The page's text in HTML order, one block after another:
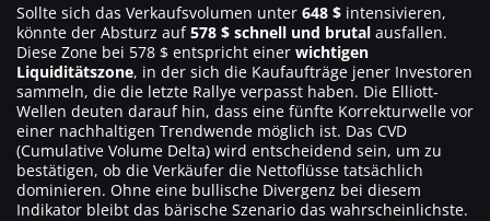
Sollte sich das Verkaufsvolumen unter 648 $ intensivieren,
könnte der Absturz auf578 $ schnell und brutal ausfallen.
Diese Zone bei 578 $ entspricht einer wichtigen
Liquiditätszone, in der sich die Kaufaufträge jener Investoren
sammeln, die die letzte Rallye verpasst haben. Die Elliott-
Wellen deuten darauf hin, dass eine fünfte Korrekturwelle vor
einer nachhaltigen Trendwende möglich ist. Das CVD
(Cumulative Volume Delta) wird entscheidend sein, um zu
bestätigen, ob die Verkäufer die Nettoflüsse tatsächlich
dominieren. Ohne eine bullische Divergenz bei diesem
Indikator bleibt das bärische Szenario das wahrscheinlichste.